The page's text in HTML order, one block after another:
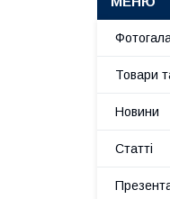
Товари
Новини
Статті